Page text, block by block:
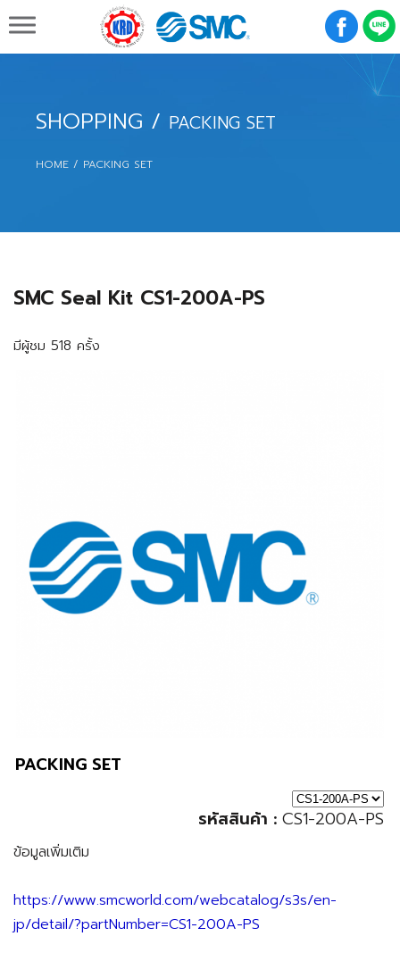
K R D Engineering & Supply Co.,Ltd.
SHOPPING / PACKING SET
HOME PACKING SET
SMC Seal Kit CS1-200A-PS
มีผู้ชม 518 ครั้ง
PACKING SET
รหัสสินค้า : CS1-200A-PS
ข้อมูลเพิ่มเติม
https://www.smcworld.com/webcatalog/s3s/en-
jp/detail/?partNumber=CS1-200A-PS